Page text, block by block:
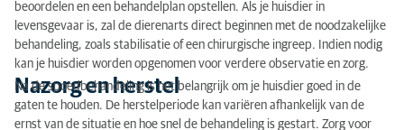
beoordelen en een behandelplan opstellen. Als je huisdier in
levensgevaar is, zal de dierenarts direct beginnen met de noodzakelijke
behandeling, zoals stabilisatie of een chirurgische ingreep. Indien nodig
kan je huisdier worden opgenomen voor verdere observatie en zorg.
Nazorg en herstel
Na de spoedbehandeling is het belangrijk om je huisdier goed in de
gaten te houden. De herstelperiode kan variëren afhankelijk van de
ernst van de situatie en hoe snel de behandeling is gestart. Zorg voor